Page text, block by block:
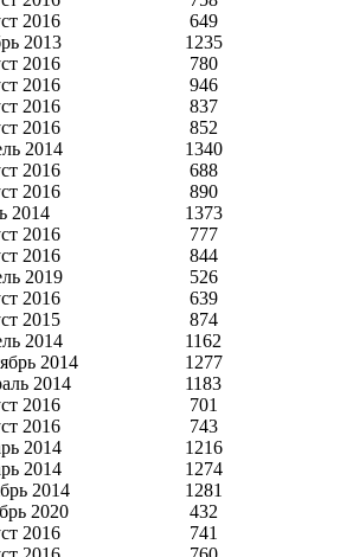
2016
649
2013
1235
2016
780
2016
946
2016
837
2016
852
2014
1340
2016
688
2016
890
2014
1373
2016
777
2016
844
2019
526
2016
639
2015
874
2014
1162
2014
1277
2014
1183
2016
701
2016
743
2014
1216
2014
1274
2014
1281
2020
432
2016
741